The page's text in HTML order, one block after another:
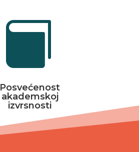

Posvećenost
akademskoj
izvrsnosti